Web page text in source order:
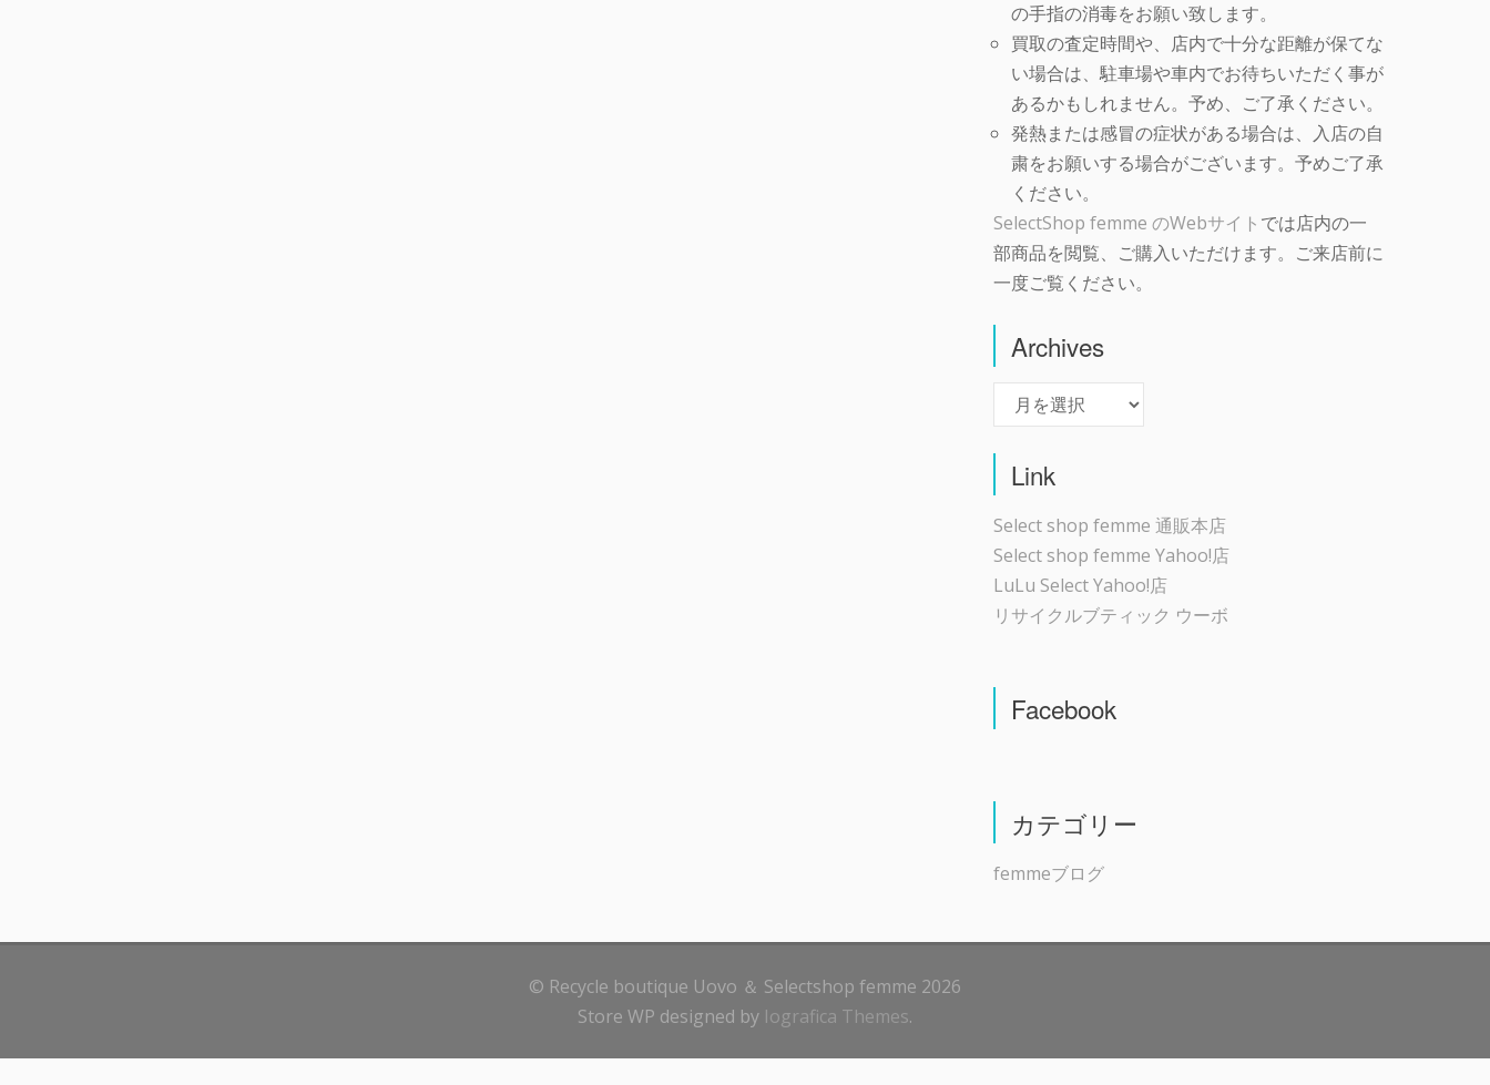
の手指の消毒をお願い致します。
買取の査定時間や、店内で十分な距離が保てな
い場合は、駐車場や車内でお待ちいただく事が
あるかもしれません。予め、ご了承ください。
発熱または感冒の症状がある場合は、入店の自
粛をお願いする場合がございます。予めご了承
ください。
SelectShop femme のWebサイト では店内の一
部商品を閲覧、ご購入いただけます。ご来店前に
一度ご覧ください。
Archives
Link
Select shop femme 通販本店
Select shop femme Yahoo!店
LuLu Select Yahoo!店
リサイクルブティック ウーボ
Facebook
カテゴリー
femmeブログ
© Recycle boutique Uovo ＆ Selectshop femme 2026
Store WP designed by Iografica Themes.